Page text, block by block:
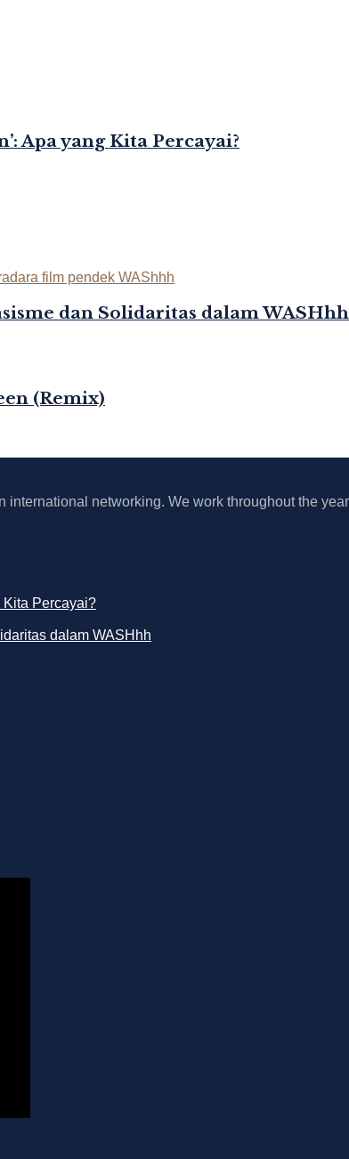
Apa yang Kita Percayai?
dan Solidaritas dalam WASHhh
(Remix)
networking. We work throughout the
Kita Percayai?
dalam WASHhh